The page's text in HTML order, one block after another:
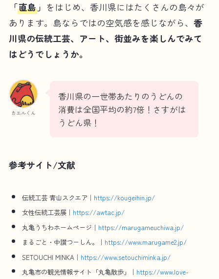
「直島」 をはじめ、香川県にはたくさんの島々が
あります。島ならではの空気感を感じながら、 香
川県の伝統工芸、アート、街並みを楽しんでみて
はどうでしょうか。
カエルくん
香川県の一世帯あたりのうどんの
消費は全国平均の約7倍！さすがは
うどん県！
参考サイト/文献
伝統工芸 青山スクエア｜ https://kougeihin.jp/
女性伝統工芸展｜ https://awtac.jp/
丸亀うちわホームページ｜ https://marugameuchiwa.jp/
まるごと・中讃つーしん。｜ https://www.marugame2.jp/
SETOUCHI MINKA｜ https://www.setouchiminka.jp/
丸亀市の観光情報サイト「丸亀散歩」｜ https://www.love-